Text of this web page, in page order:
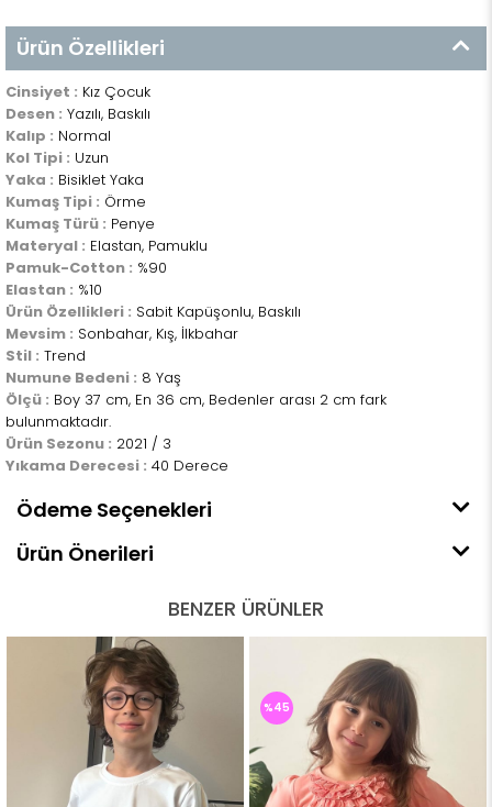
Ürün Özellikleri
Cinsiyet : Kız Çocuk
Desen : Yazılı, Baskılı
Kalıp : Normal
Kol Tipi : Uzun
Yaka : Bisiklet Yaka
Kumaş Tipi : Örme
Kumaş Türü : Penye
Materyal : Elastan, Pamuklu
Pamuk-Cotton : %90
Elastan : %10
Ürün Özellikleri : Sabit Kapüşonlu, Baskılı
Mevsim : Sonbahar, Kış, İlkbahar
Stil : Trend
Numune Bedeni : 8 Yaş
Ölçü : Boy 37 cm, En 36 cm, Bedenler arası 2 cm fark
bulunmaktadır.
Ürün Sezonu : 2021 / 3
Yıkama Derecesi : 40 Derece
Ödeme Seçenekleri
Ürün Önerileri
BENZER ÜRÜNLER
%45